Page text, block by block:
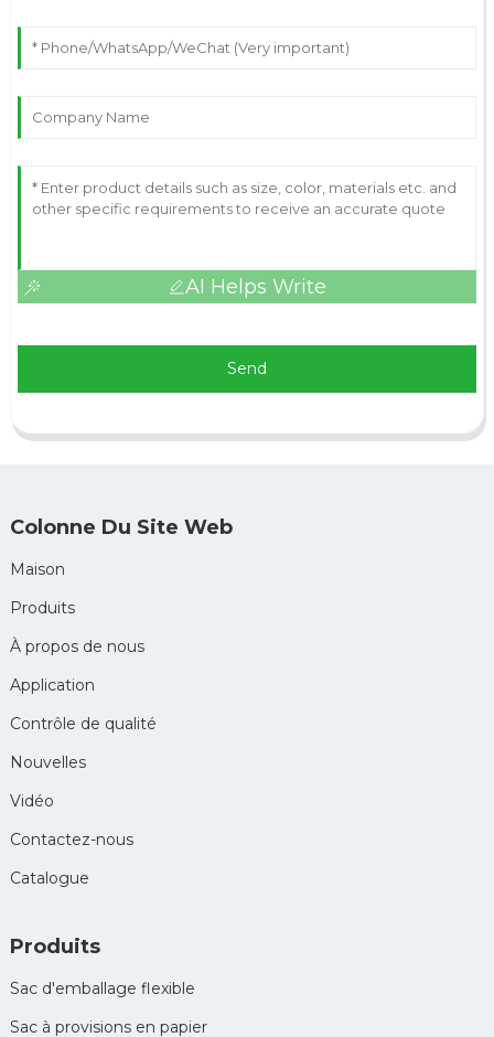
AI Helps Write
Send
Colonne Du Site Web
Maison
Produits
À propos de nous
Application
Contrôle de qualité
Nouvelles
Vidéo
Contactez-nous
Catalogue
Produits
Sac d'emballage flexible
Sac à provisions en papier